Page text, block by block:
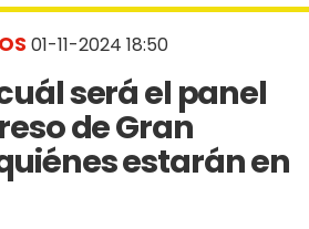
01-11-2024 18:50
será el panel
de Gran
estarán en